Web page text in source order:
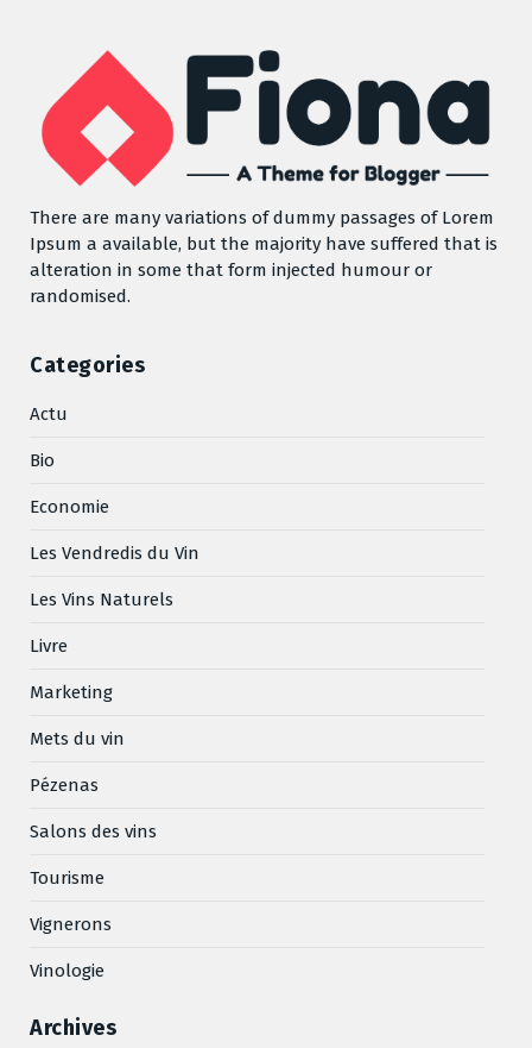
There are many variations of dummy passages of Lorem
Ipsum a available, but the majority have suffered that is
alteration in some that form injected humour or
randomised.
Categories
Actu
Bio
Economie
Les Vendredis du Vin
Les Vins Naturels
Livre
Marketing
Mets du vin
Pézenas
Salons des vins
Tourisme
Vignerons
Vinologie
Archives